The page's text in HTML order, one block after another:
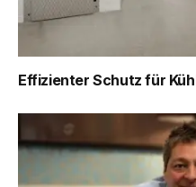
Effizienter Schutz für